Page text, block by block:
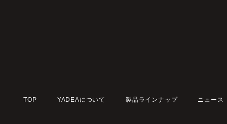
TOP YADEAについて 製品ラインナップ ニュース